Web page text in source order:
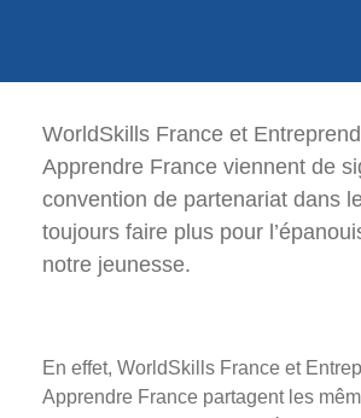
Photos
Vidéos
Contactez-nous
Questions fréquentes
WorldSkills France et
Apprendre France viennent de
convention de partenariat dans
toujours faire plus pour
notre jeunesse.
En effet, WorldSkills France et
Apprendre France partagent les